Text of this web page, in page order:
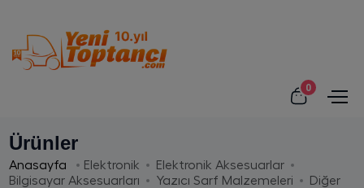
0
Ürünler
Anasayfa Elektronik
Elektronik Aksesuarlar
Bilgisayar Aksesuarları
Yazıcı Sarf Malzemeleri
Diğer